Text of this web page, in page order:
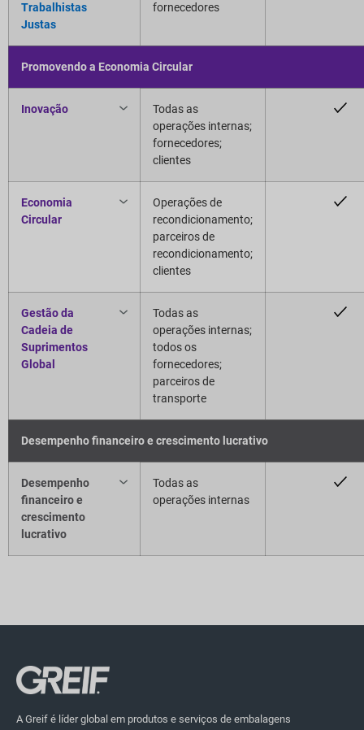
Trabalhistas
Justas
fornecedores
Promovendo a Economia Circular
Inovação
Todas as
operações internas;
fornecedores;
clientes
Economia
Circular
Operações de
recondicionamento;
parceiros de
recondicionamento;
clientes
Gestão da
Cadeia de
Suprimentos
Global
Todas as
operações internas;
todos os
fornecedores;
parceiros de
transporte
Desempenho financeiro e crescimento lucrativo
Desempenho
financeiro e
crescimento
lucrativo
Todas as
operações internas
A Greif é líder global em produtos e serviços de embalagens